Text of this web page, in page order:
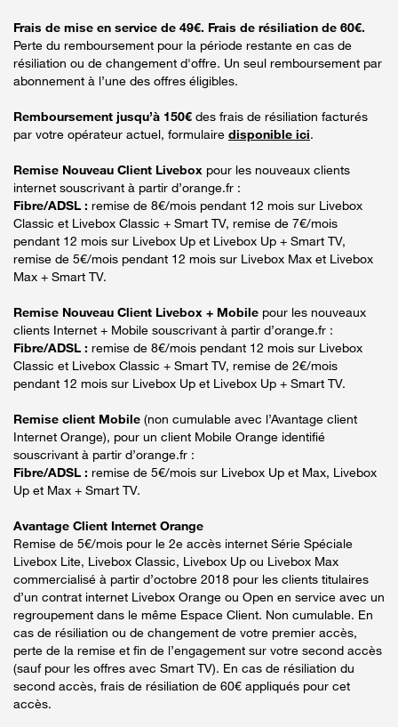
Frais de mise en service de 49€. Frais de résiliation de 60€.
Perte du remboursement pour la période restante en cas de
résiliation ou de changement d'offre. Un seul remboursement par
abonnement à l’une des offres éligibles.
Remboursement jusqu’à 150€ des frais de résiliation facturés
par votre opérateur actuel, formulaire disponible ici.
Remise Nouveau Client Livebox pour les nouveaux clients
internet souscrivant à partir d’orange.fr :
Fibre/ADSL : remise de 8€/mois pendant 12 mois sur Livebox
Classic et Livebox Classic + Smart TV, remise de 7€/mois
pendant 12 mois sur Livebox Up et Livebox Up + Smart TV,
remise de 5€/mois pendant 12 mois sur Livebox Max et Livebox
Max + Smart TV.
Remise Nouveau Client Livebox + Mobile pour les nouveaux
clients Internet + Mobile souscrivant à partir d’orange.fr :
Fibre/ADSL : remise de 8€/mois pendant 12 mois sur Livebox
Classic et Livebox Classic + Smart TV, remise de 2€/mois
pendant 12 mois sur Livebox Up et Livebox Up + Smart TV.
Remise client Mobile (non cumulable avec l’Avantage client
Internet Orange), pour un client Mobile Orange identifié
souscrivant à partir d’orange.fr :
Fibre/ADSL : remise de 5€/mois sur Livebox Up et Max, Livebox
Up et Max + Smart TV.
Avantage Client Internet Orange
Remise de 5€/mois pour le 2e accès internet Série Spéciale
Livebox Lite, Livebox Classic, Livebox Up ou Livebox Max
commercialisé à partir d’octobre 2018 pour les clients titulaires
d’un contrat internet Livebox Orange ou Open en service avec un
regroupement dans le même Espace Client. Non cumulable. En
cas de résiliation ou de changement de votre premier accès,
perte de la remise et fin de l’engagement sur votre second accès
(sauf pour les offres avec Smart TV). En cas de résiliation du
second accès, frais de résiliation de 60€ appliqués pour cet
accès.